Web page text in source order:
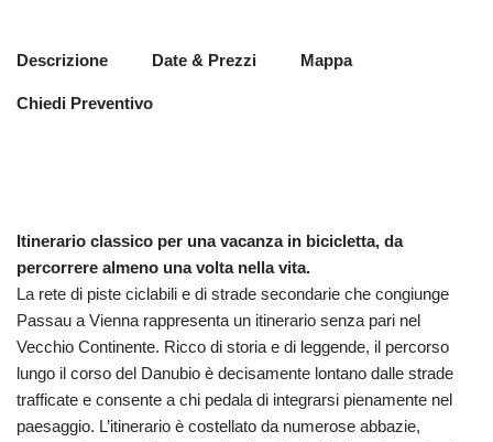
Descrizione Date & Prezzi Mappa
Chiedi Preventivo
Itinerario classico per una vacanza in bicicletta, da
percorrere almeno una volta nella vita.
La rete di piste ciclabili e di strade secondarie che congiunge
Passau a Vienna rappresenta un itinerario senza pari nel
Vecchio Continente. Ricco di storia e di leggende, il percorso
lungo il corso del Danubio è decisamente lontano dalle strade
trafficate e consente a chi pedala di integrarsi pienamente nel
paesaggio. L’itinerario è costellato da numerose abbazie,